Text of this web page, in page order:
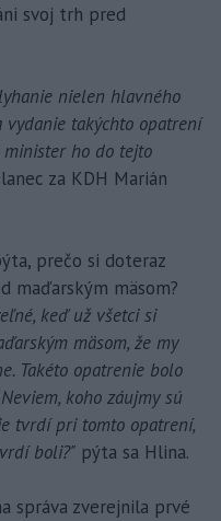
svoj trh pred
nielen hlavného
takýchto opatrení
minister ho do tejto
za KDH Marián
prečo si doteraz
maďarským mäsom?
keď už všetci si
mäsom, že my
Takéto opatrenie bolo
koho záujmy sú
tvrdí pri tomto opatrení,
boli?" pýta sa Hlina.
správa zverejnila prvé